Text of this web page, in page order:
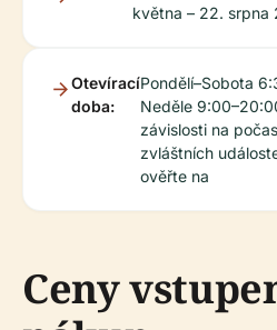
května – 22. srpna
Otevírací
doba:
Pondělí–Sobota
Neděle
závislosti na
zvláštních
ověřte na
Ceny